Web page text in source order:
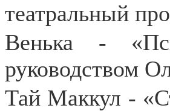
театральный
Венька -
руководством
Тай Маккул -